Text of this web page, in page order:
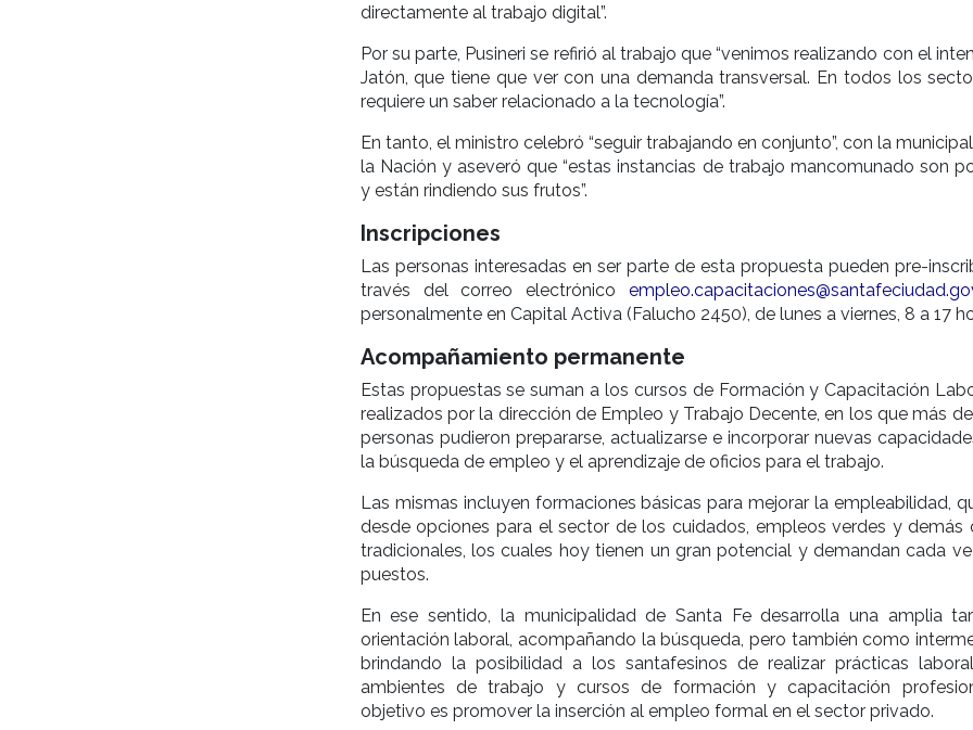
directamente al trabajo digital”.
Por su parte, Pusineri se refirió al trabajo que “venimos realizando con el
Jatón, que tiene que ver con una demanda transversal. En todos los
requiere un saber relacionado a la tecnología”.
En tanto, el ministro celebró “seguir trabajando en conjunto”, con la
la Nación y aseveró que “estas instancias de trabajo mancomunado son
y están rindiendo sus frutos”.
Inscripciones
Las personas interesadas en ser parte de esta propuesta pueden pre-
través del correo electrónico
personalmente en Capital Activa (Falucho 2450), de lunes a viernes, 8 a 17
Acompañamiento permanente
Estas propuestas se suman a los cursos de Formación y Capacitación
realizados por la dirección de Empleo y Trabajo Decente, en los que más
personas pudieron prepararse, actualizarse e incorporar nuevas
la búsqueda de empleo y el aprendizaje de oficios para el trabajo.
Las mismas incluyen formaciones básicas para mejorar la empleabilidad,
desde opciones para el sector de los cuidados, empleos verdes y demás
tradicionales, los cuales hoy tienen un gran potencial y demandan cada
puestos.
En ese sentido, la municipalidad de Santa Fe desarrolla una amplia
orientación laboral, acompañando la búsqueda, pero también como
brindando la posibilidad a los santafesinos de realizar prácticas
ambientes de trabajo y cursos de formación y capacitación
objetivo es promover la inserción al empleo formal en el sector privado.